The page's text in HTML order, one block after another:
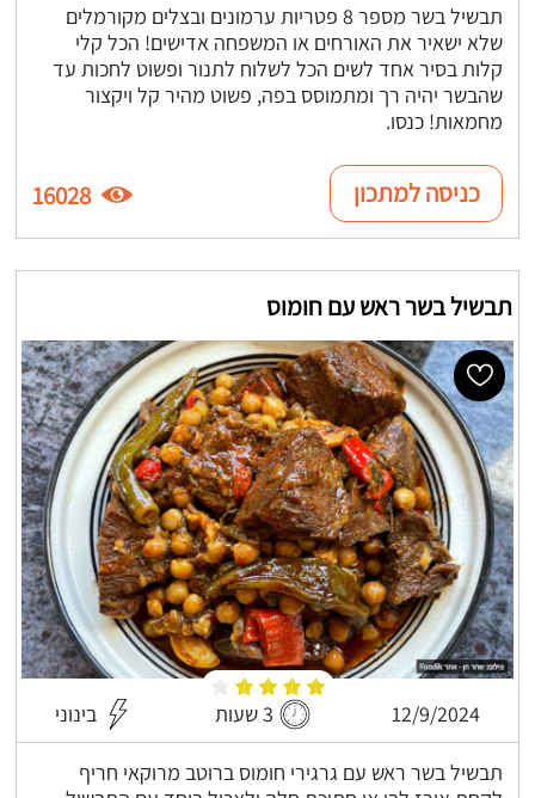
תבשיל בשר מספר 8 פטריות ערמונים ובצלים מקורמלים
שלא ישאיר את האורחים או המשפחה אדישים! הכל קלי
קלות בסיר אחד לשים הכל לשלוח לתנור ופשוט לחכות עד
שהבשר יהיה רך ומתמוסס בפה, פשוט מהיר קל ויקצור
מחמאות! כנסו.
כניסה למתכון 16028
תבשיל בשר ראש עם חומוס
12/9/2024 3 שעות בינוני
תבשיל בשר ראש עם גרגירי חומוס ברוטב מרוקאי חריף